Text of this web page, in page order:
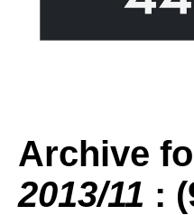
Archive
2013/11 :